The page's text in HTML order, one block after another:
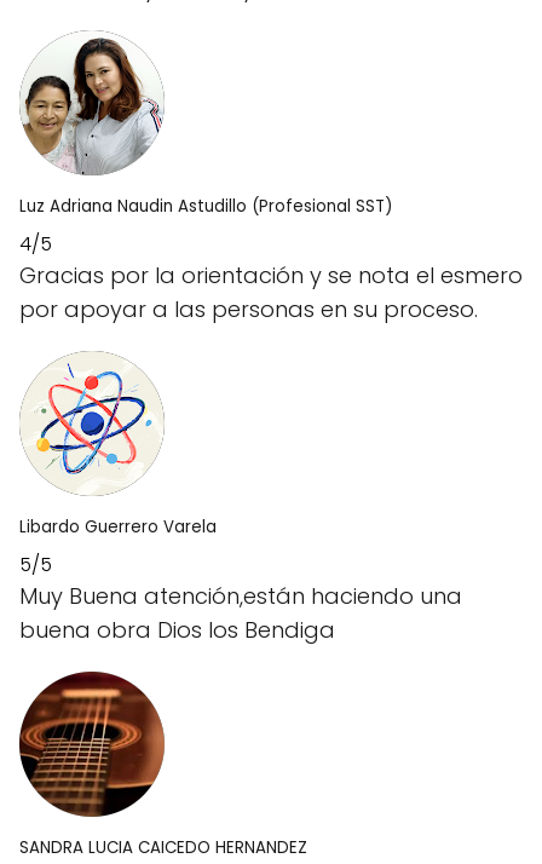
Luz Adriana Naudin Astudillo (Profesional SST)
4/5
Gracias por la orientación y se nota el esmero
por apoyar a las personas en su proceso.
Libardo Guerrero Varela
5/5
Muy Buena atención,están haciendo una
buena obra Dios los Bendiga
SANDRA LUCIA CAICEDO HERNANDEZ